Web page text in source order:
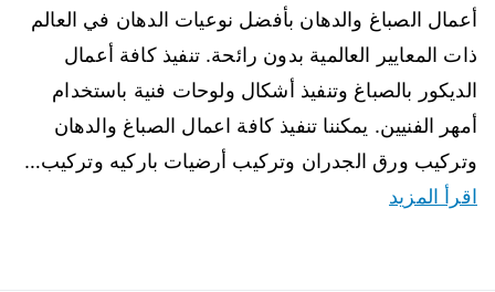
أعمال الصباغ والدهان بأفضل نوعيات الدهان في العالم
ذات المعايير العالمية بدون رائحة. تنفيذ كافة أعمال
الديكور بالصباغ وتنفيذ أشكال ولوحات فنية باستخدام
أمهر الفنيين. يمكننا تنفيذ كافة اعمال الصباغ والدهان
وتركيب ورق الجدران وتركيب أرضيات باركيه وتركيب…
اقرأ المزيد